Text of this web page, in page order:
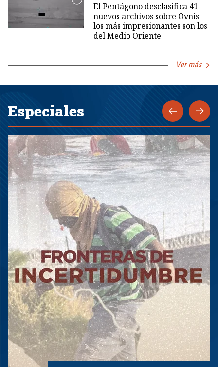
El Pentágono desclasifica 41
nuevos archivos sobre Ovnis:
los más impresionantes son los
del Medio Oriente
Ver más
Especiales